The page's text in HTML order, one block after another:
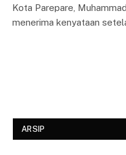
Kota Parepare,
menerima kenyataan
ARSIP